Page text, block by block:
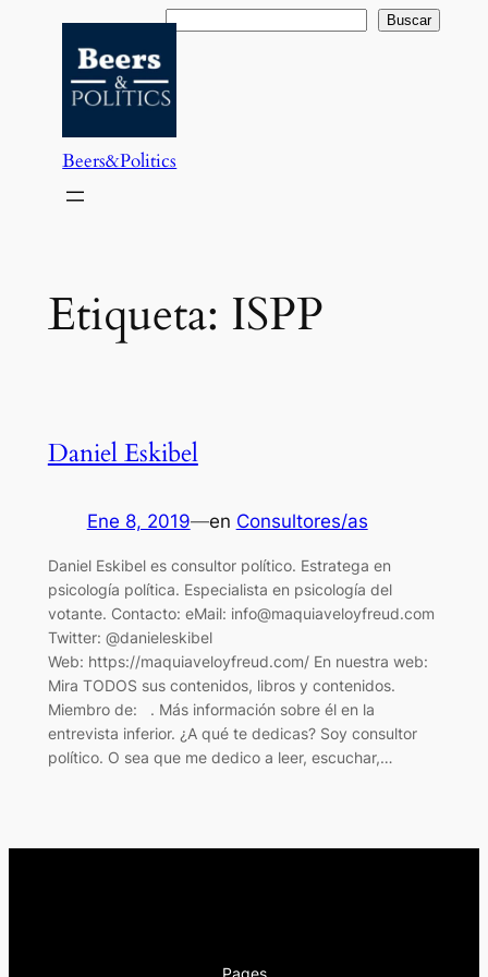
contenido
Buscar Buscar
Beers&Politics
Etiqueta: ISPP
Daniel Eskibel
Ene 8, 2019—en Consultores/as
Daniel Eskibel es consultor político. Estratega en
psicología política. Especialista en psicología del
votante. Contacto: eMail: info@maquiaveloyfreud.com
Twitter: @danieleskibel
Web: https://maquiaveloyfreud.com/ En nuestra web:
Mira TODOS sus contenidos, libros y contenidos.
Miembro de: . Más información sobre él en la
entrevista inferior. ¿A qué te dedicas? Soy consultor
político. O sea que me dedico a leer, escuchar,…
Pages